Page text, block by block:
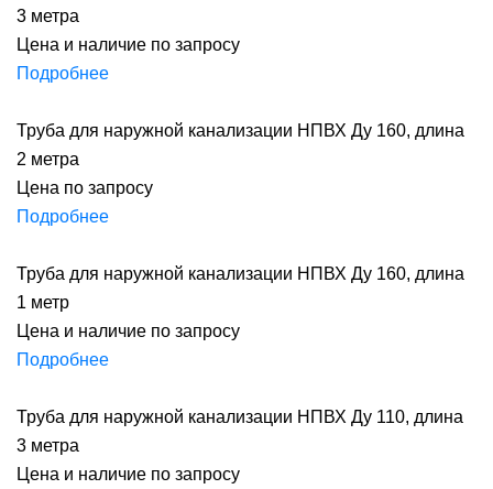
3 метра
Цена и наличие по запросу
Подробнее
Труба для наружной канализации НПВХ Ду 160, длина
2 метра
Цена по запросу
Подробнее
Труба для наружной канализации НПВХ Ду 160, длина
1 метр
Цена и наличие по запросу
Подробнее
Труба для наружной канализации НПВХ Ду 110, длина
3 метра
Цена и наличие по запросу